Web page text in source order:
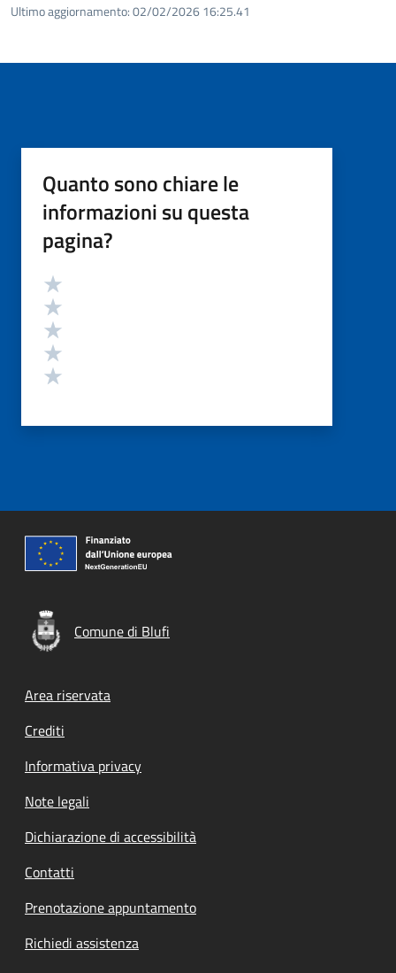
Ultimo aggiornamento:02/02/2026 16:25.41
Quanto sono chiare le
informazioni su questa
pagina?
Valutazione
Comune di Blufi
Footer menu
Area riservata
Crediti
Informativa privacy
Note legali
Dichiarazione di accessibilità
Contatti
Prenotazione appuntamento
Richiedi assistenza